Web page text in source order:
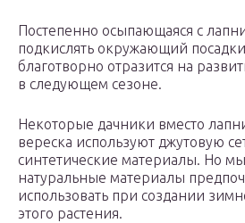
Постепенно осыпающаяся с
подкислять окружающий посадки
благотворно отразится на
в следующем сезоне.
Некоторые дачники вместо
вереска используют джутовую
синтетические материалы. Но
натуральные материалы
использовать при создании
этого растения.